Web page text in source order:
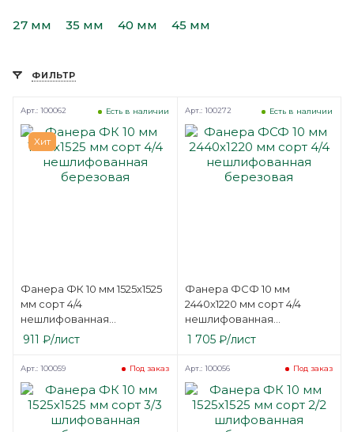
27 мм 35 мм 40 мм 45 мм
ФИЛЬТР
Хит
Фанера ФК 10 мм 1525х1525
мм сорт 4/4
нешлифованная
березовая
Есть в наличии
Арт.: 100062
911 ₽/лист
Фанера ФСФ 10 мм
2440х1220 мм сорт 4/4
нешлифованная
березовая
Есть в наличии
Арт.: 100272
1 705₽/лист
Под заказ
Арт.: 100059 Под заказ
Арт.: 100056